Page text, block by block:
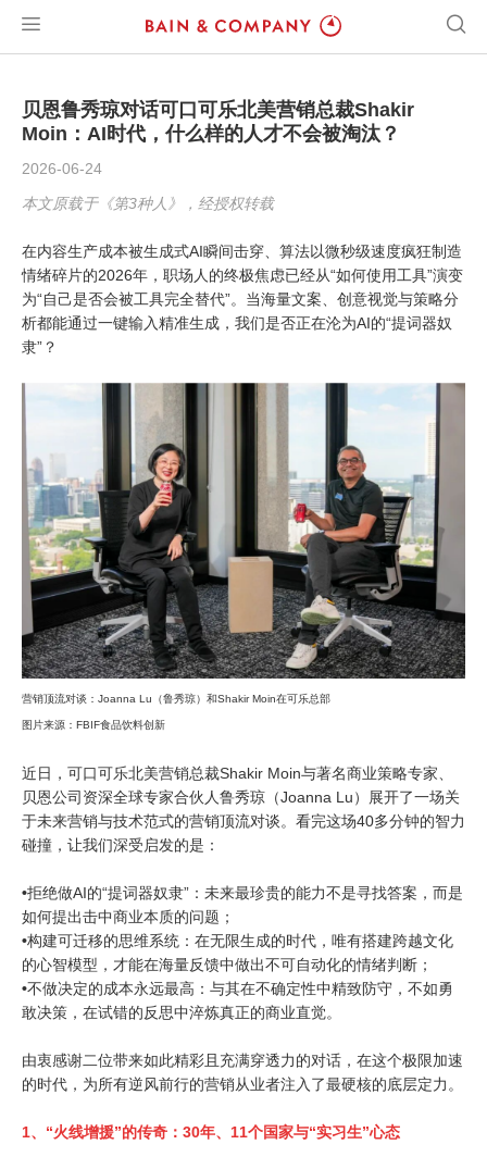
贝恩鲁秀琼对话可口可乐北美营销总裁Shakir
Moin：AI时代，什么样的人才不会被淘汰？
2026-06-24
本文原载于《第3种人》，经授权转载
在内容生产成本被生成式AI瞬间击穿、算法以微秒级速度疯狂制造
情绪碎片的2026年，职场人的终极焦虑已经从“如何使用工具”演变
为“自己是否会被工具完全替代”。当海量文案、创意视觉与策略分
析都能通过一键输入精准生成，我们是否正在沦为AI的“提词器奴
隶”？
营销顶流对谈：Joanna Lu（鲁秀琼）和Shakir Moin在可乐总部
图片来源：FBIF食品饮料创新
近日，可口可乐北美营销总裁Shakir Moin与著名商业策略专家、
贝恩公司资深全球专家合伙人鲁秀琼（Joanna Lu）展开了一场关
于未来营销与技术范式的营销顶流对谈。看完这场40多分钟的智力
碰撞，让我们深受启发的是：
•拒绝做AI的“提词器奴隶”：未来最珍贵的能力不是寻找答案，而是
如何提出击中商业本质的问题；
•构建可迁移的思维系统：在无限生成的时代，唯有搭建跨越文化
的心智模型，才能在海量反馈中做出不可自动化的情绪判断；
•不做决定的成本永远最高：与其在不确定性中精致防守，不如勇
敢决策，在试错的反思中淬炼真正的商业直觉。
由衷感谢二位带来如此精彩且充满穿透力的对话，在这个极限加速
的时代，为所有逆风前行的营销从业者注入了最硬核的底层定力。
1、 “火线增援”的传奇：30年、11个国家与“实习生”心态